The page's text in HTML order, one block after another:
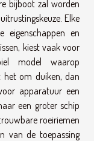
bijboot zal worden
Elke
eigenschappen en
kiest vaak voor
model waarop
het om duiken, dan
apparatuur een
een groter schip
roeiriemen
van de toepassing